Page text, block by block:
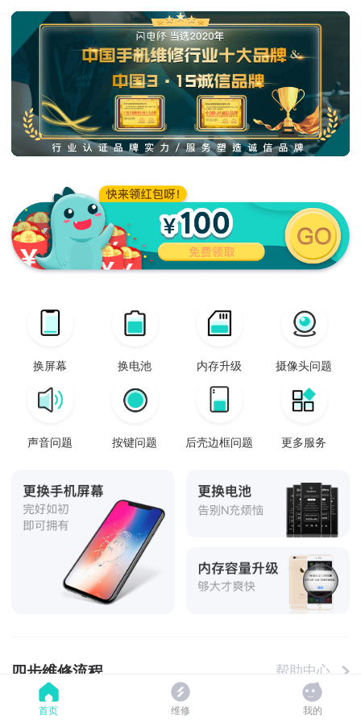
换屏幕 换电池 内存升级 摄像头问题
声音问题 按键问题 后壳边框问题 更多服务
四步维修流程 帮助中心
首页 维修 我的